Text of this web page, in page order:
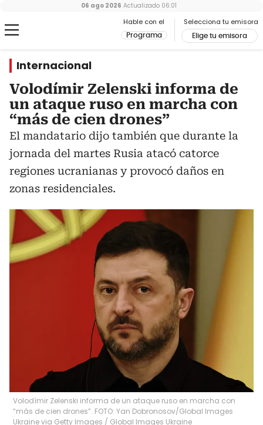
Hable con el
Programa
Selecciona tu emisora
Elige tu emisora
06 ago 2026 Actualizado 06:01
Internacional
Volodímir Zelenski informa de
un ataque ruso en marcha con
“más de cien drones”
El mandatario dijo también que durante la
jornada del martes Rusia atacó catorce
regiones ucranianas y provocó daños en
zonas residenciales.
Volodímir Zelenski informa de un ataque ruso en marcha con
“más de cien drones”. FOTO: Yan Dobronosov/Global Images
Ukraine via Getty Images / Global Images Ukraine